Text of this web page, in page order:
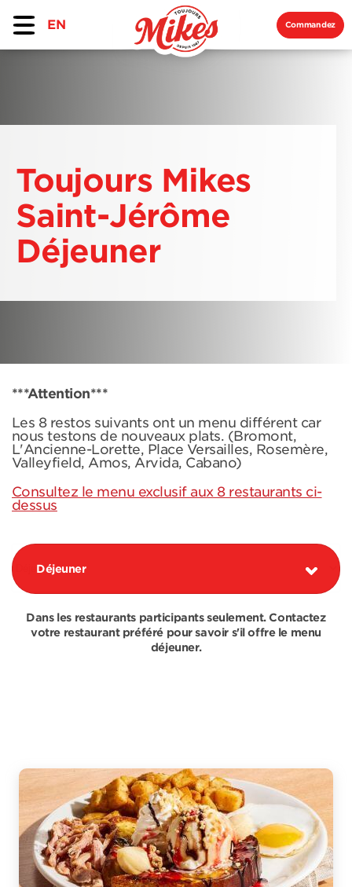
EN Commandez
Toujours Mikes
Saint-Jérôme
Déjeuner
***Attention***
Les 8 restos suivants ont un menu différent car
nous testons de nouveaux plats. (Bromont,
L'Ancienne-Lorette, Place Versailles, Rosemère,
Valleyfield, Amos, Arvida, Cabano)
Consultez le menu exclusif aux 8 restaurants ci-
dessus
Déjeuner
Dans les restaurants participants seulement. Contactez
votre restaurant préféré pour savoir s'il offre le menu
déjeuner.